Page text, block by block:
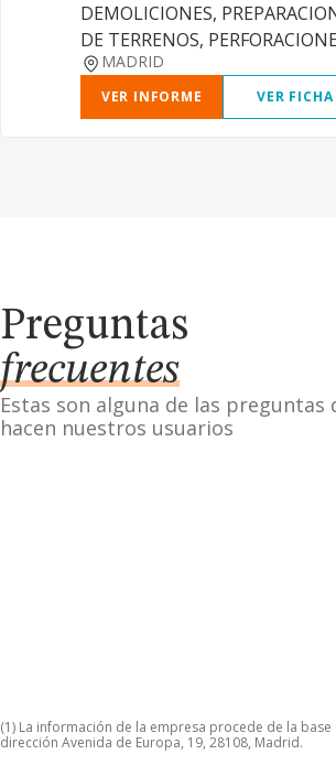
DEMOLICIONES,
DE TERRENOS,
MADRID
VER INFORME VER FICHA
Preguntas
frecuentes
Estas son alguna de las preguntas
hacen nuestros usuarios
(1) La información de la empresa procede de la
dirección Avenida de Europa, 19, 28108, Madrid.